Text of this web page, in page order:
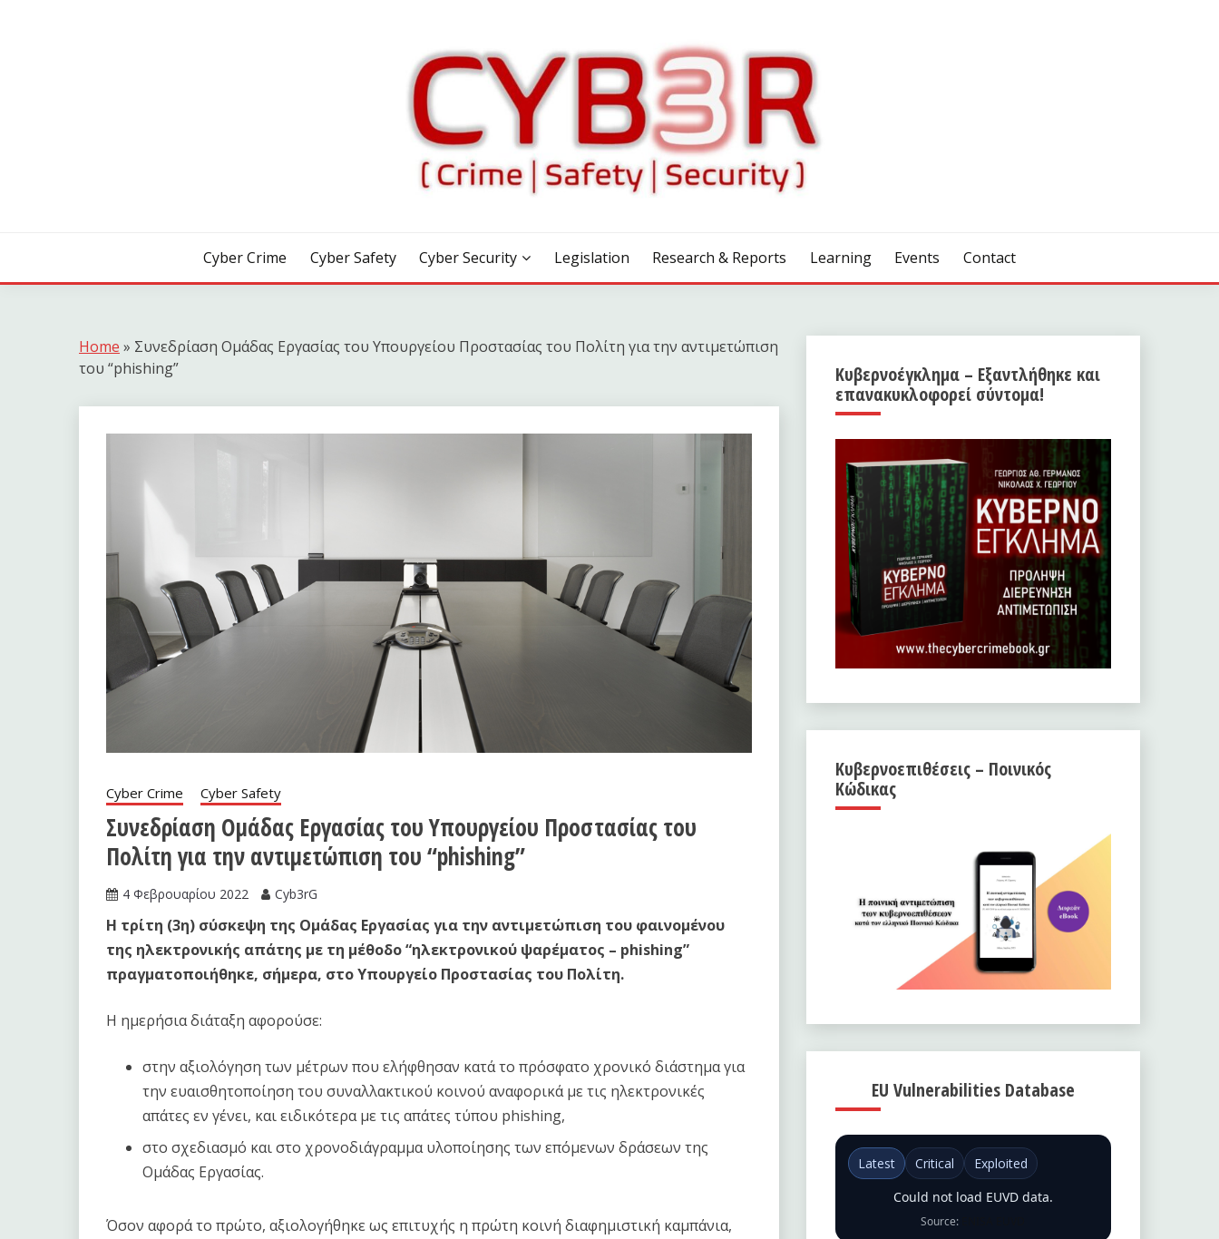
Cyber Crime Cyber Safety Cyber Security Legislation Research & Reports Learning Events Contact
Home » Συνεδρίαση Ομάδας Εργασίας του Υπουργείου Προστασίας του Πολίτη για την αντιμετώπιση
του “phishing”
Cyber Crime Cyber Safety
Συνεδρίαση Ομάδας Εργασίας του Υπουργείου Προστασίας του
Πολίτη για την αντιμετώπιση του “phishing”
4 Φεβρουαρίου 2022 Cyb3rG
Η τρίτη (3η) σύσκεψη της Ομάδας Εργασίας για την αντιμετώπιση του φαινομένου
της ηλεκτρονικής απάτης με τη μέθοδο “ηλεκτρονικού ψαρέματος – phishing”
πραγματοποιήθηκε, σήμερα, στο Υπουργείο Προστασίας του Πολίτη.
Η ημερήσια διάταξη αφορούσε:
στην αξιολόγηση των μέτρων που ελήφθησαν κατά το πρόσφατο χρονικό διάστημα για
την ευαισθητοποίηση του συναλλακτικού κοινού αναφορικά με τις ηλεκτρονικές
απάτες εν γένει, και ειδικότερα με τις απάτες τύπου phishing,
στο σχεδιασμό και στο χρονοδιάγραμμα υλοποίησης των επόμενων δράσεων της
Ομάδας Εργασίας.
Όσον αφορά το πρώτο, αξιολογήθηκε ως επιτυχής η πρώτη κοινή διαφημιστική καμπάνια,
Κυβερνοέγκλημα – Εξαντλήθηκε και
επανακυκλοφορεί σύντομα!
Κυβερνοεπιθέσεις – Ποινικός
Κώδικας
EU Vulnerabilities Database
Latest Critical
Exploited
Could not load EUVD data.
Source: